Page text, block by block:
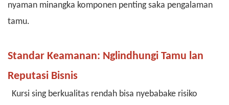
nyaman minangka komponen penting saka pengalaman
tamu.
Standar Keamanan: Nglindhungi Tamu lan
Reputasi Bisnis
Kursi sing berkualitas rendah bisa nyebabake risiko